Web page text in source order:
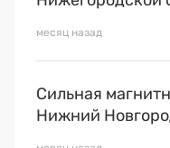
месяц назад
Сильная
Нижний